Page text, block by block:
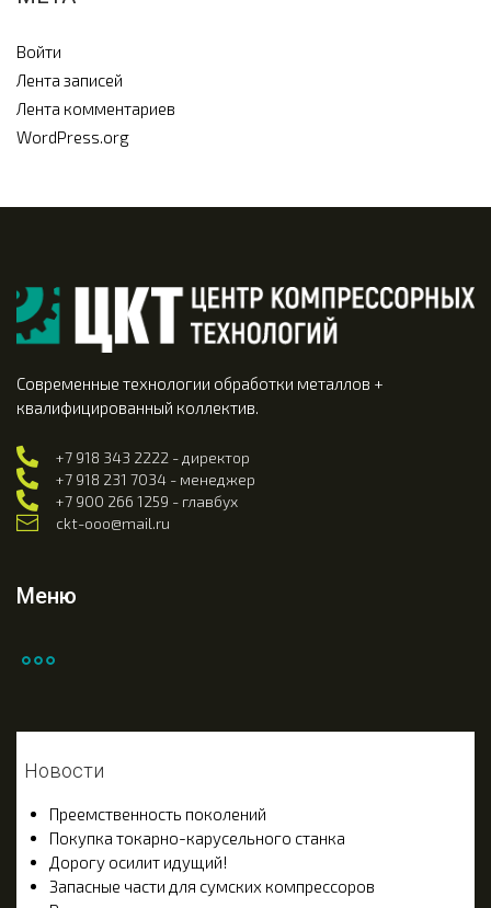
Войти
Лента записей
Лента комментариев
WordPress.org
Современные технологии обработки металлов +
квалифицированный коллектив.
+7 918 343 2222 - директор
+7 918 231 7034 - менеджер
+7 900 266 1259 - главбух
ckt-ooo@mail.ru
Меню
Новости
Преемственность поколений
Покупка токарно-карусельного станка
Дорогу осилит идущий!
Запасные части для сумских компрессоров